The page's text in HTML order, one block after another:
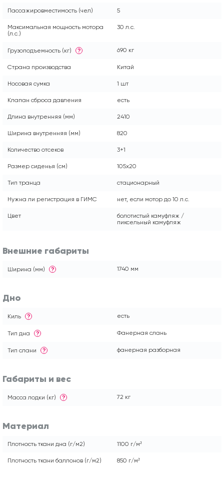
Пассажировместимость (чел) 5
Максимальная мощность мотора
(л.с.)
30 л.с.
Грузоподъемность (кг) ? 690 кг
Страна производства Китай
Носовая сумка 1 шт
Клапан сброса давления есть
Длина внутренняя (мм) 2410
Ширина внутренняя (мм) 820
Количество отсеков 3+1
Размер сиденья (см) 105x20
Тип транца стационарный
Нужна ли регистрация в ГИМС нет, если мотор до 10 л.с.
Цвет
болотистый камуфляж /
пиксельный камуфляж
Внешние габариты
Ширина (мм) ? 1740 мм
Дно
Киль ? есть
Тип дна ? Фанерная слань
Тип слани ? фанерная разборная
Габариты и вес
Масса лодки (кг) ? 72 кг
Материал
Плотность ткани дна (г/м2) 1100 г/м²
Плотность ткани баллонов (г/м2) 850 г/м²